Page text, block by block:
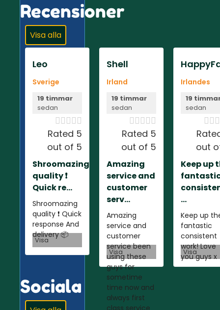
Recensioner
Visa alla
Leo
Sverige
19 timmar
sedan

Rated 5
out of 5
Shroomazing
quality ❗️
Quick re...
Shroomazing
quality ❗️ Quick
response And
delivery 📦
Visa
Shell
Irland
19 timmar
sedan

Rated 5
out of 5
Amazing
service and
customer
serv...
Amazing
service and
customer
service been
using these
guys for
sometime
time now and
always first
Visa
Irlandes
19
sedan

out
Keep up
...
Keep up
fantastic
consistent
work! Love
you guys x
Visa
Sociala